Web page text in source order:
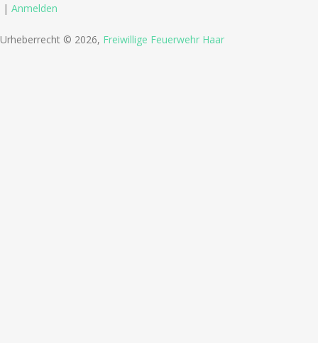
| Anmelden
Urheberrecht © 2026, Freiwillige Feuerwehr Haar